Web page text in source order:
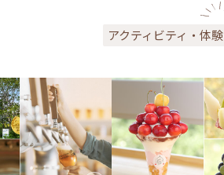
アクティビティ・体験